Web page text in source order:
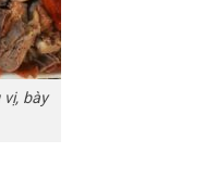
bày